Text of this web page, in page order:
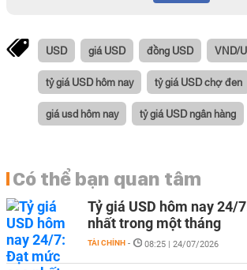
USD giá USD đồng USD VND/
tỷ giá USD hôm nay tỷ giá USD chợ đen
giá usd hôm nay tỷ giá USD ngân hàng
Có thể bạn quan tâm
Tỷ giá USD hôm nay 24/
nhất trong một tháng
TÀI CHÍNH - 08:25 | 24/07/2026